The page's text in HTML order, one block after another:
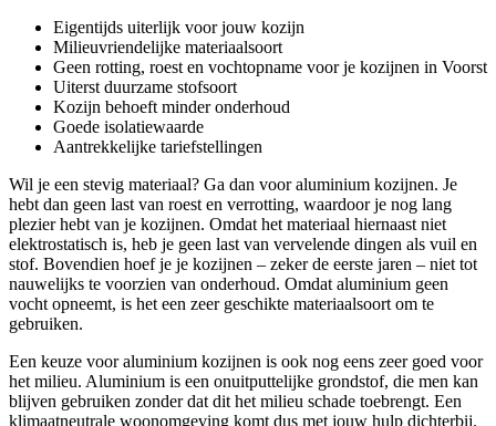
Eigentijds uiterlijk voor jouw kozijn
Milieuvriendelijke materiaalsoort
Geen rotting, roest en vochtopname voor je kozijnen in Voorst
Uiterst duurzame stofsoort
Kozijn behoeft minder onderhoud
Goede isolatiewaarde
Aantrekkelijke tariefstellingen
Wil je een stevig materiaal? Ga dan voor aluminium kozijnen. Je
hebt dan geen last van roest en verrotting, waardoor je nog lang
plezier hebt van je kozijnen. Omdat het materiaal hiernaast niet
elektrostatisch is, heb je geen last van vervelende dingen als vuil en
stof. Bovendien hoef je je kozijnen – zeker de eerste jaren – niet tot
nauwelijks te voorzien van onderhoud. Omdat aluminium geen
vocht opneemt, is het een zeer geschikte materiaalsoort om te
gebruiken.
Een keuze voor aluminium kozijnen is ook nog eens zeer goed voor
het milieu. Aluminium is een onuitputtelijke grondstof, die men kan
blijven gebruiken zonder dat dit het milieu schade toebrengt. Een
klimaatneutrale woonomgeving komt dus met jouw hulp dichterbij.